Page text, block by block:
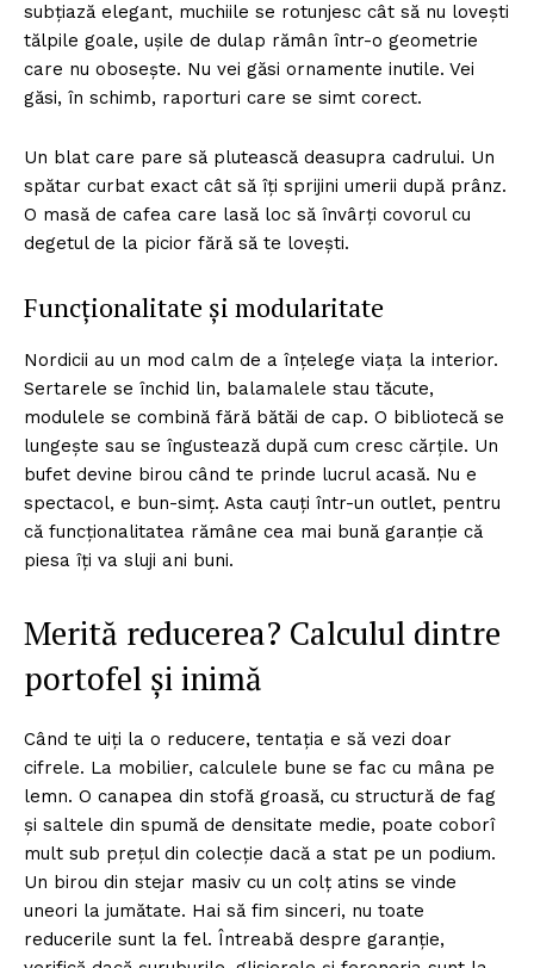
subțiază elegant, muchiile se rotunjesc cât să nu lovești
tălpile goale, ușile de dulap rămân într-o geometrie
care nu obosește. Nu vei găsi ornamente inutile. Vei
găsi, în schimb, raporturi care se simt corect.
Un blat care pare să plutească deasupra cadrului. Un
spătar curbat exact cât să îți sprijini umerii după prânz.
O masă de cafea care lasă loc să învârți covorul cu
degetul de la picior fără să te lovești.
Funcționalitate și modularitate
Nordicii au un mod calm de a înțelege viața la interior.
Sertarele se închid lin, balamalele stau tăcute,
modulele se combină fără bătăi de cap. O bibliotecă se
lungește sau se îngustează după cum cresc cărțile. Un
bufet devine birou când te prinde lucrul acasă. Nu e
spectacol, e bun-simț. Asta cauți într-un outlet, pentru
că funcționalitatea rămâne cea mai bună garanție că
piesa îți va sluji ani buni.
Merită reducerea? Calculul dintre
portofel și inimă
Când te uiți la o reducere, tentația e să vezi doar
cifrele. La mobilier, calculele bune se fac cu mâna pe
lemn. O canapea din stofă groasă, cu structură de fag
și saltele din spumă de densitate medie, poate coborî
mult sub prețul din colecție dacă a stat pe un podium.
Un birou din stejar masiv cu un colț atins se vinde
uneori la jumătate. Hai să fim sinceri, nu toate
reducerile sunt la fel. Întreabă despre garanție,